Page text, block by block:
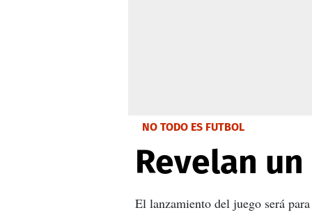
NO TODO ES FUTBOL
Revelan
El lanzamiento del juego será